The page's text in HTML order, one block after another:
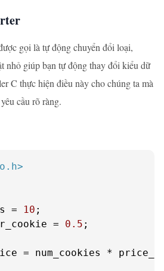
gọi là tự động chuyển đổi loại,
nhỏ giúp bạn tự động thay đổi kiểu dữ
C thực hiện điều này cho chúng ta mà
cầu rõ ràng.
= 10
= 0.5 ;
= num_cookies *